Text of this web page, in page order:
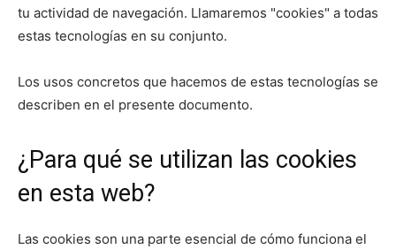
tu actividad de navegación. Llamaremos "cookies" a todas
estas tecnologías en su conjunto.
Los usos concretos que hacemos de estas tecnologías se
describen en el presente documento.
¿Para qué se utilizan las cookies
en esta web?
Las cookies son una parte esencial de cómo funciona el